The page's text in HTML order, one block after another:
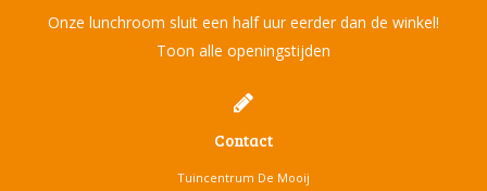
Onze lunchroom sluit een half uur eerder dan de winkel!
Toon alle openingstijden
Contact
Tuincentrum De Mooij